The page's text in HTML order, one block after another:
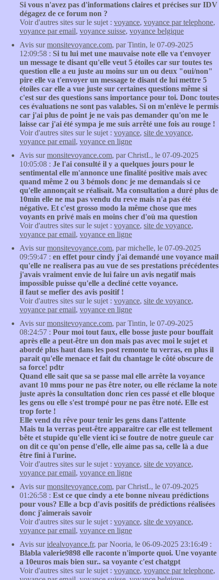
Si vous n'avez pas d'informations claires et précises sur IDV
dégagez de ce forum non ?
Voir d'autres sites sur le sujet : voyance, voyance par telephone,
voyance par email, voyance suisse, voyance belgique
Avis surmonsitevoyance.com, par Tintin, le 07-09-2025
12:09:58 : Si tu lui met une mauvaise note elle va t'envoyer
un message te disant qu'elle veut 5 étoiles car sur toutes tes
question elle a eu juste au moins sur un ou deux "oui/non"
pire elle va t'envoyer un message te disant de lui mettre 5
étoiles car elle a vue juste sur certaines questions même si
c'est sur des questions sans importance pour toi. Donc toutes
ces évaluations ne sont pas valables. Si on m'enlève le permis
car j'ai plus de point je ne vais pas demander qu'on me le
laisse car j'ai été sympa je me suis arrêté une fois au rouge !
Voir d'autres sites sur le sujet : voyance, site de voyance,
voyance par email, voyance en ligne
Avis surmonsitevoyance.com, par ChristL, le 07-09-2025
10:05:08 : Je l'ai consulté il y a quelques jours pour le
sentimental elle m'annonce une finalité positive mais avec
quand même 2 ou 3 bémols donc je me demandais si ce
qu'elle annonçait se réalisait. Ma consultation a duré plus de
10min elle ne ma pas vendu du reve mais n'a pas été
négative. Et c'est grosso modo la même chose que mes
voyants en privé mais en moins cher d'où ma question
Voir d'autres sites sur le sujet : voyance, site de voyance,
voyance par email, voyance en ligne
Avis surmonsitevoyance.com, par michelle, le 07-09-2025
09:59:47 : en effet pour cindy j'ai demandé une voyance mail
qu'elle ne realisera pas au vue de ses prestations précédentes
j'avais vraiment envie de lui faire un avis negatif mais
impossible puisse qu'elle a decliné cette voyance.
il faut se mefier des avis positif !
Voir d'autres sites sur le sujet : voyance, site de voyance,
voyance par email, voyance en ligne
Avis surmonsitevoyance.com, par Tintin, le 07-09-2025
08:24:57 : Pour moi tout faux, elle bosse juste pour bouffait
après elle a peut-être un don mais pas avec moi le sujet et
abordé plus haut dans les post remonte tu verras, en plus il
parait qu'elle menace et fait du chantage le côté obscure de
sa force! pdtr
Quand elle sait que sa se passe mal elle arrête la voyance
avant 10 mms pour ne pas être noter, ou elle réclame la note
juste après la consultation donc rien ces passé et elle bloque
les gens ou elle s'est trompé pour ne pas être noté. Elle est
trop forte !
Elle vend du rêve pour tenir les gens dans l'attente
Mais tu la verras peut-être apparaitre car elle est tellement
bête et stupide qu'elle vient ici se foutre de notre gueule car
on dit ce qu'on pense d'elle, elle aime pas sa, celle là a due
être fini à l'urine.
Voir d'autres sites sur le sujet : voyance, site de voyance,
voyance par email, voyance en ligne
Avis surmonsitevoyance.com, par ChristL, le 07-09-2025
01:26:58 : Est ce que cindy a ete bonne niveau prédictions
pour vous? Elle a bcp d'avis positifs de prédictions réalisées
donc j'aimerais savoir
Voir d'autres sites sur le sujet : voyance, site de voyance,
voyance par email, voyance en ligne
Avis suridealvoyance.fr, par Nooria, le 06-09-2025 23:16:49 :
Blabla valerie9898 elle raconte n'importe quoi. Une voyante
a 10euros mais bien sur.. sa voyante c'est chatgpt
Voir d'autres sites sur le sujet : voyance, voyance par telephone,